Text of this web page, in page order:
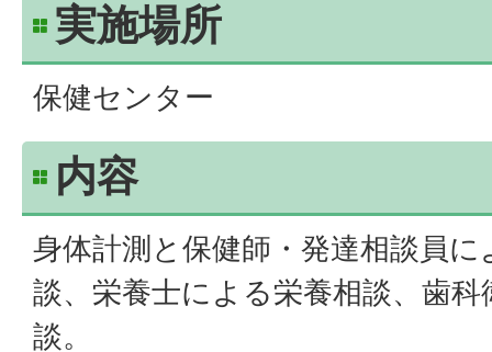
実施場所
保健センター
内容
身体計測と保健師・発達相談員
談、栄養士による栄養相談、歯
談。